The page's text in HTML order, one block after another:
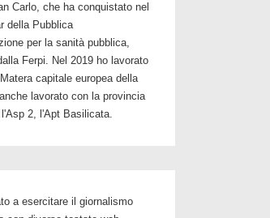
Carlo, che ha conquistato nel
della Pubblica
per la sanità pubblica,
Ferpi. Nel 2019 ho lavorato
capitale europea della
lavorato con la provincia
2, l'Apt Basilicata.
a esercitare il giornalismo